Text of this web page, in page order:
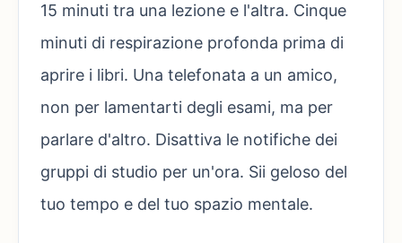
15 minuti tra una lezione e l'altra. Cinque
minuti di respirazione profonda prima di
aprire i libri. Una telefonata a un amico,
non per lamentarti degli esami, ma per
parlare d'altro. Disattiva le notifiche dei
gruppi di studio per un'ora. Sii geloso del
tuo tempo e del tuo spazio mentale.